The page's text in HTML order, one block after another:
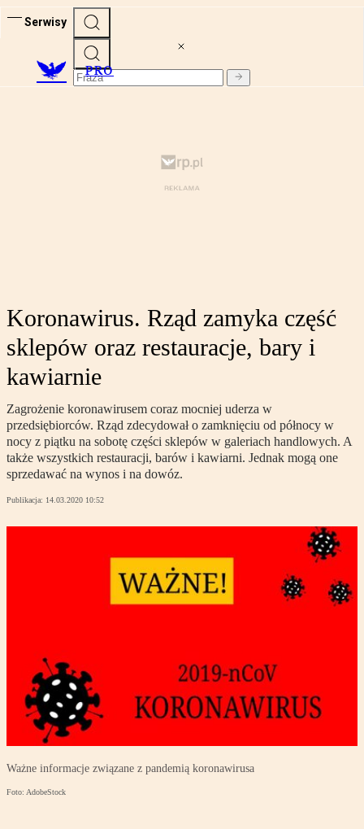
Serwisy
PRO
Koronawirus. Rząd zamyka część
sklepów oraz restauracje, bary i
kawiarnie
Zagrożenie koronawirusem coraz mocniej uderza w
przedsiębiorców. Rząd zdecydował o zamknięciu od północy w
nocy z piątku na sobotę części sklepów w galeriach handlowych. A
także wszystkich restauracji, barów i kawiarni. Jednak mogą one
sprzedawać na wynos i na dowóz.
Publikacja: 14.03.2020 10:52
Ważne informacje związane z pandemią koronawirusa
Foto: AdobeStock